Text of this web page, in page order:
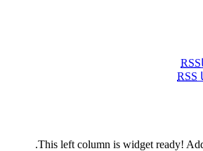
RSS
RSS
This left column is widget ready!